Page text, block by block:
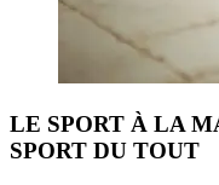
LE SPORT À LA
SPORT DU TOUT